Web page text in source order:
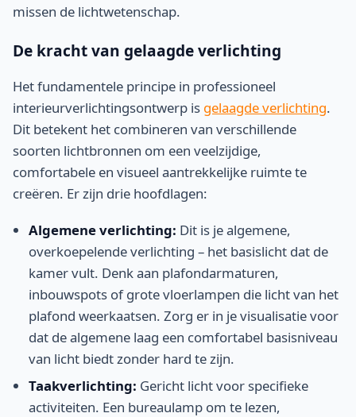
missen de lichtwetenschap.
De kracht van gelaagde verlichting
Het fundamentele principe in professioneel
interieurverlichtingsontwerp is gelaagde verlichting.
Dit betekent het combineren van verschillende
soorten lichtbronnen om een veelzijdige,
comfortabele en visueel aantrekkelijke ruimte te
creëren. Er zijn drie hoofdlagen:
Algemene verlichting: Dit is je algemene,
overkoepelende verlichting – het basislicht dat de
kamer vult. Denk aan plafondarmaturen,
inbouwspots of grote vloerlampen die licht van het
plafond weerkaatsen. Zorg er in je visualisatie voor
dat de algemene laag een comfortabel basisniveau
van licht biedt zonder hard te zijn.
Taakverlichting: Gericht licht voor specifieke
activiteiten. Een bureaulamp om te lezen,